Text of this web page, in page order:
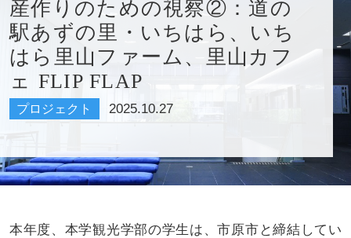
大学
産作りのための視察②：道の
駅あずの里・いちはら、いち
はら里山ファーム、里山カフ
ェ FLIP FLAP
プロジェクト 2025.10.27
本年度、本学観光学部の学生は、市原市と締結してい